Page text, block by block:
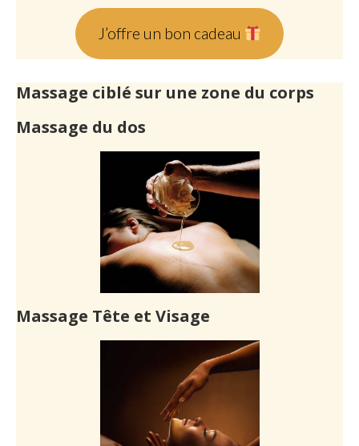
J’offre un bon cadeau
Massage ciblé sur une zone du corps
Massage du dos
Massage Tête et Visage